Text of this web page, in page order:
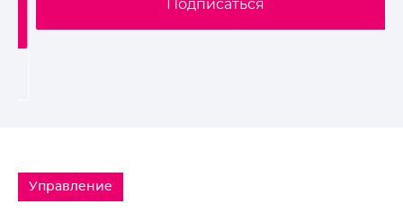
Подписаться
Управление